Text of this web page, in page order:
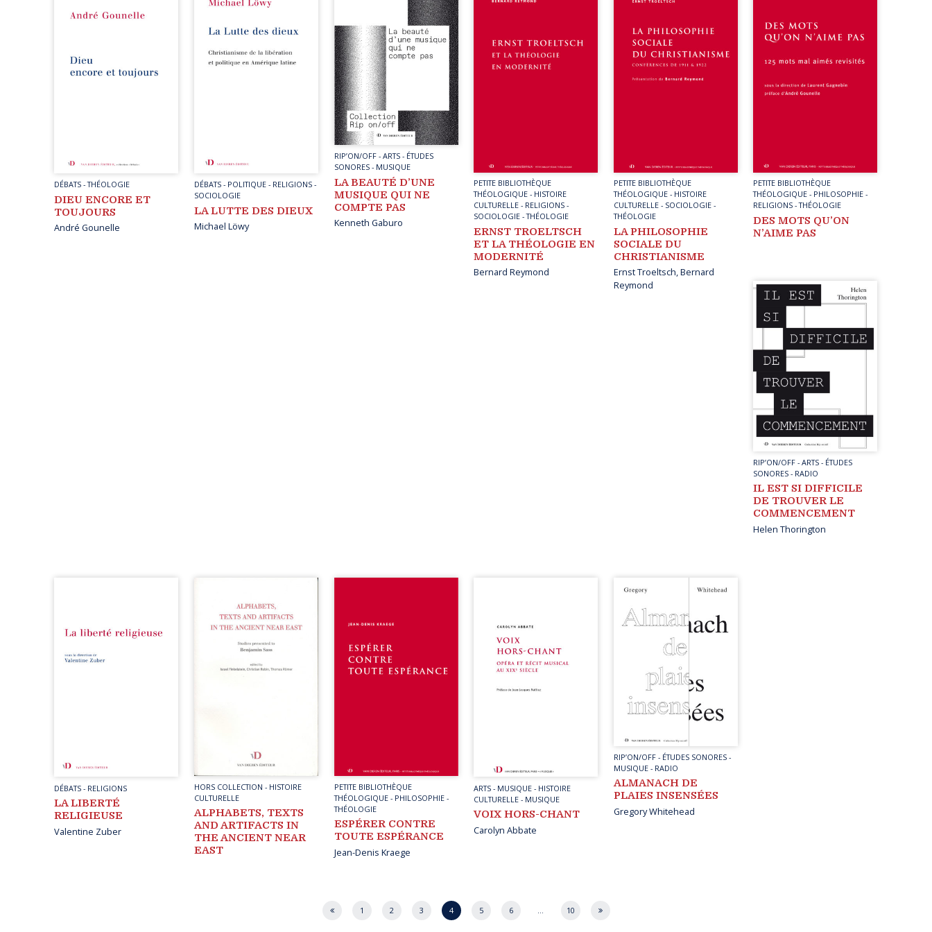
BRAISES
HORS COLLECTION
TRADUCTOLOGIE
DÉBATS -THÉOLOGIE
DIEU ENCORE ET
TOUJOURS
André Gounelle
DÉBATS - POLITIQUE - RELIGIONS -
SOCIOLOGIE
LA LUTTE DES DIEUX
Michael Löwy
RIP’ON/OFF- ARTS- ÉTUDES
SONORES- MUSIQUE
LA BEAUTÉ D’UNE
MUSIQUE QUI NE
COMPTE PAS
Kenneth Gaburo
PETITE BIBLIOTHÈQUE
THÉOLOGIQUE - HISTOIRE
CULTURELLE - RELIGIONS -
SOCIOLOGIE -THÉOLOGIE
ERNST TROELTSCH
ET LA THÉOLOGIE EN
MODERNITÉ
Bernard Reymond
PETITE BIBLIOTHÈQUE
THÉOLOGIQUE- HISTOIRE
CULTURELLE- SOCIOLOGIE-
THÉOLOGIE
LA PHILOSOPHIE
SOCIALE DU
CHRISTIANISME
Ernst Troeltsch,Bernard
Reymond
PETITE BIBLIOTHÈQUE
THÉOLOGIQUE - PHILOSOPHIE -
RELIGIONS -THÉOLOGIE
DES MOTS QU’ON
N’AIME PAS
RIP’ON/OFF -ARTS - ÉTUDES
SONORES - RADIO
IL EST SI DIFFICILE
DE TROUVER LE
COMMENCEMENT
Helen Thorington
DÉBATS - RELIGIONS
LA LIBERTÉ
RELIGIEUSE
Valentine Zuber
HORS COLLECTION - HISTOIRE
CULTURELLE
ALPHABETS, TEXTS
AND ARTIFACTS IN
THE ANCIENT NEAR
EAST
PETITE BIBLIOTHÈQUE
THÉOLOGIQUE- PHILOSOPHIE-
THÉOLOGIE
ESPÉRER CONTRE
TOUTE ESPÉRANCE
Jean-Denis Kraege
ARTS - MUSIQUE - HISTOIRE
CULTURELLE - MUSIQUE
VOIX HORS-CHANT
Carolyn Abbate
RIP’ON/OFF- ÉTUDES SONORES-
MUSIQUE- RADIO
ALMANACH DE
PLAIES INSENSÉES
Gregory Whitehead
1 2 3 4 5 6 10